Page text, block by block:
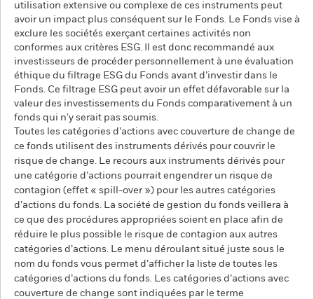
utilisation extensive ou complexe de ces instruments peut
avoir un impact plus conséquent sur le Fonds. Le Fonds vise à
exclure les sociétés exerçant certaines activités non
conformes aux critères ESG. Il est donc recommandé aux
investisseurs de procéder personnellement à une évaluation
éthique du filtrage ESG du Fonds avant d’investir dans le
Fonds. Ce filtrage ESG peut avoir un effet défavorable sur la
valeur des investissements du Fonds comparativement à un
fonds qui n'y serait pas soumis.
Toutes les catégories d’actions avec couverture de change de
ce fonds utilisent des instruments dérivés pour couvrir le
risque de change. Le recours aux instruments dérivés pour
une catégorie d’actions pourrait engendrer un risque de
contagion (effet « spill-over ») pour les autres catégories
d’actions du fonds. La société de gestion du fonds veillera à
ce que des procédures appropriées soient en place afin de
réduire le plus possible le risque de contagion aux autres
catégories d’actions. Le menu déroulant situé juste sous le
nom du fonds vous permet d’afficher la liste de toutes les
catégories d’actions du fonds. Les catégories d’actions avec
couverture de change sont indiquées par le terme